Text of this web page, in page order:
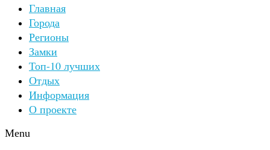
Главная
Города
Регионы
Замки
Топ-10 лучших
Отдых
Информация
О проекте
Menu